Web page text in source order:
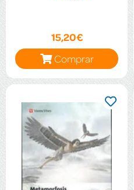
15,20€
Comprar